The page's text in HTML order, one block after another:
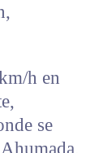
h en
se